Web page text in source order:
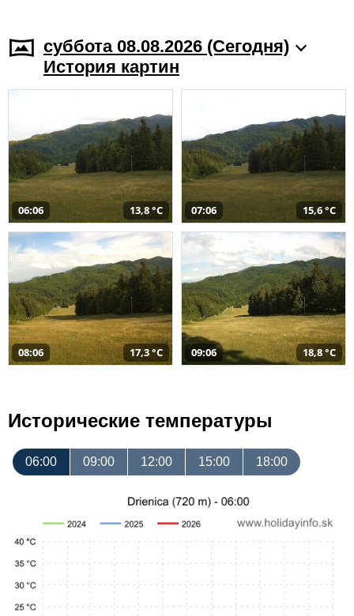
суббота 08.08.2026 (Cегодня)
История картин
06:06 13,8 °C 07:06 15,6 °C
08:06 17,3 °C 09:06 18,8 °C
Исторические температуры
06:00 09:00 12:00 15:00 18:00